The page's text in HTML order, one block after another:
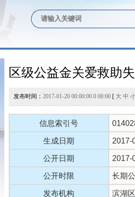
区级公益金关爱救助
发布时间： 2017-01-20 00:00:00.0 00:00[ 大 中
信息索引号
生成日期 2017-
公开日期 2017-
公开时限 长期
发布机构 滨湖